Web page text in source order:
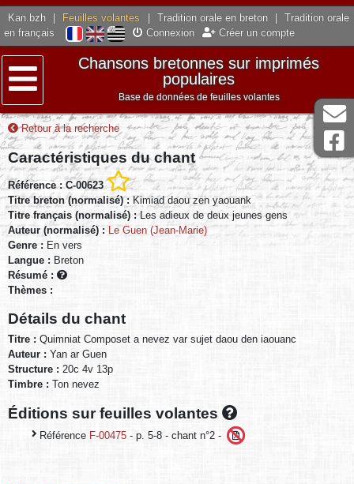
Kan.bzh Feuilles volantes Tradition orale en breton
Tradition orale
en français
Connexion Créer un compte
Menu
Chansons bretonnes sur imprimés
populaires
Base de données de feuilles volantes
Retour à la recherche
Caractéristiques du chant
Référence : C-00623
Titre breton (normalisé) :Kimiad daou zen yaouank
Titre français (normalisé) :Les adieux de deux jeunes gens
Auteur (normalisé) : Le Guen (Jean-Marie)
Genre : En vers
Langue : Breton
Résumé :
Thèmes :
Détails du chant
Titre : Quimniat Composet a nevez var sujet daou den iaouanc
Auteur : Yan ar Guen
Structure : 20c 4v 13p
Timbre : Ton nevez
Éditions sur feuilles volantes
Référence F-00475 - p. 5-8 - chant n°2 -